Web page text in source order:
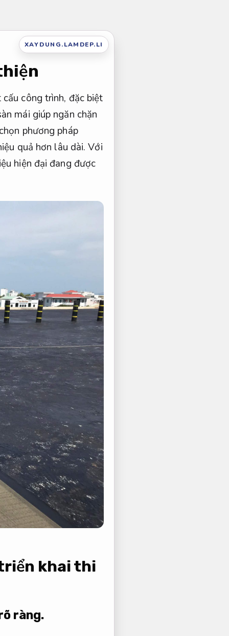
XAYDUNG.LAMDEP.LI
công trình, đặc biệt
mái giúp ngăn chặn
phương pháp
quả hơn lâu dài. Với
hiện đại đang được
khai thi
ràng.